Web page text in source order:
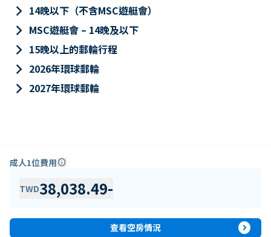
keyboard_arrow_right 14晚以下（不含MSC遊艇會）
keyboard_arrow_right MSC遊艇會 – 14晚及以下
keyboard_arrow_right 15晚以上的郵輪行程
keyboard_arrow_right 2026年環球郵輪
keyboard_arrow_right 2027年環球郵輪
成人1位費用info
TWD38,038.49-
查看空房情況 expand_circle_right